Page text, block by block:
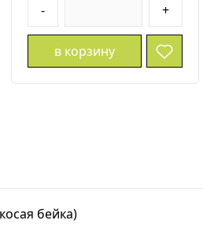
- +
в корзину